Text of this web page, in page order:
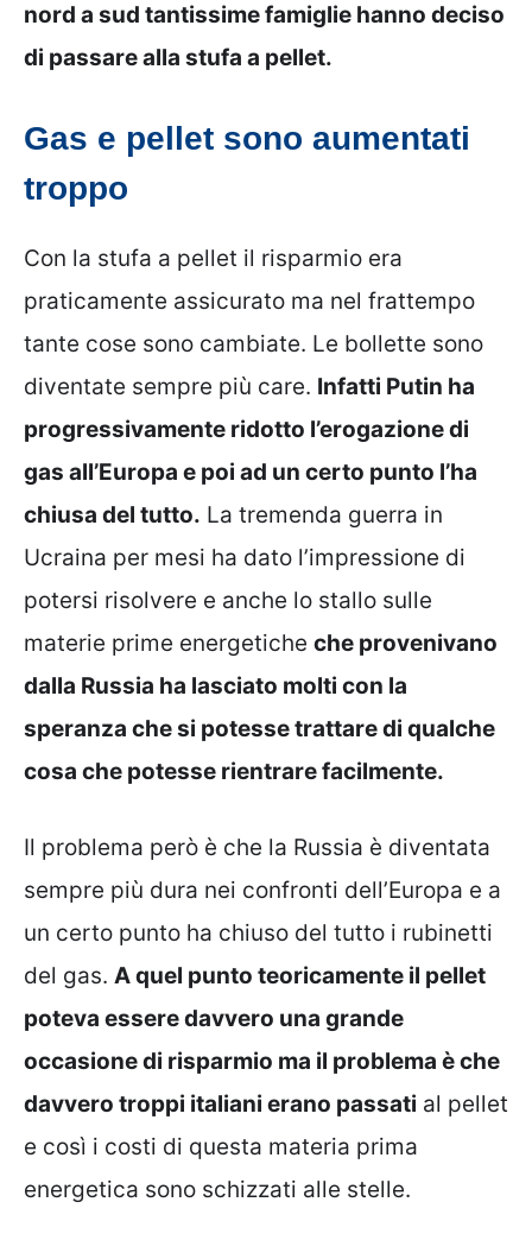
nord a sud tantissime famiglie hanno deciso
di passare alla stufa a pellet.
Gas e pellet sono aumentati
troppo
Con la stufa a pellet il risparmio era
praticamente assicurato ma nel frattempo
tante cose sono cambiate. Le bollette sono
diventate sempre più care. Infatti Putin ha
progressivamente ridotto l’erogazione di
gas all’Europa e poi ad un certo punto l’ha
chiusa del tutto. La tremenda guerra in
Ucraina per mesi ha dato l’impressione di
potersi risolvere e anche lo stallo sulle
materie prime energetiche che provenivano
dalla Russia ha lasciato molti con la
speranza che si potesse trattare di qualche
cosa che potesse rientrare facilmente.
Il problema però è che la Russia è diventata
sempre più dura nei confronti dell’Europa e a
un certo punto ha chiuso del tutto i rubinetti
del gas. A quel punto teoricamente il pellet
poteva essere davvero una grande
occasione di risparmio ma il problema è che
davvero troppi italiani erano passati al pellet
e così i costi di questa materia prima
energetica sono schizzati alle stelle.